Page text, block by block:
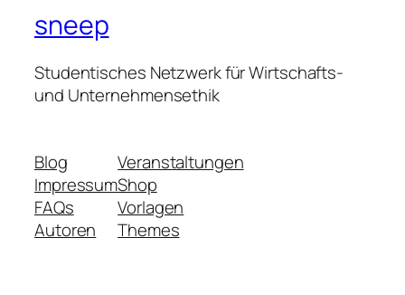
sneep
Studentisches Netzwerk für Wirtschafts-
und Unternehmensethik
Blog
Impressum
FAQs
Autoren
Veranstaltungen
Shop
Vorlagen
Themes